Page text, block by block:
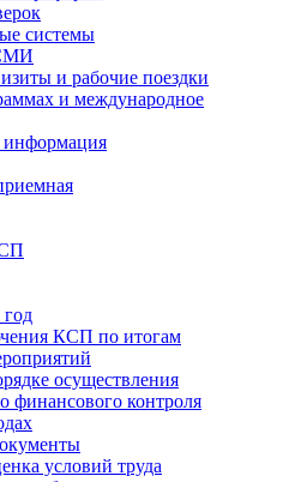
системы
и рабочие поездки
и международное
информация
КСП по итогам
осуществления
финансового контроля
условий труда